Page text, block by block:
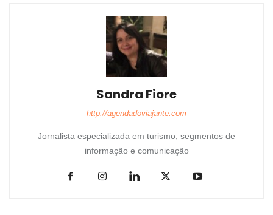
Sandra Fiore
http://agendadoviajante.com
Jornalista especializada em turismo, segmentos de
informação e comunicação